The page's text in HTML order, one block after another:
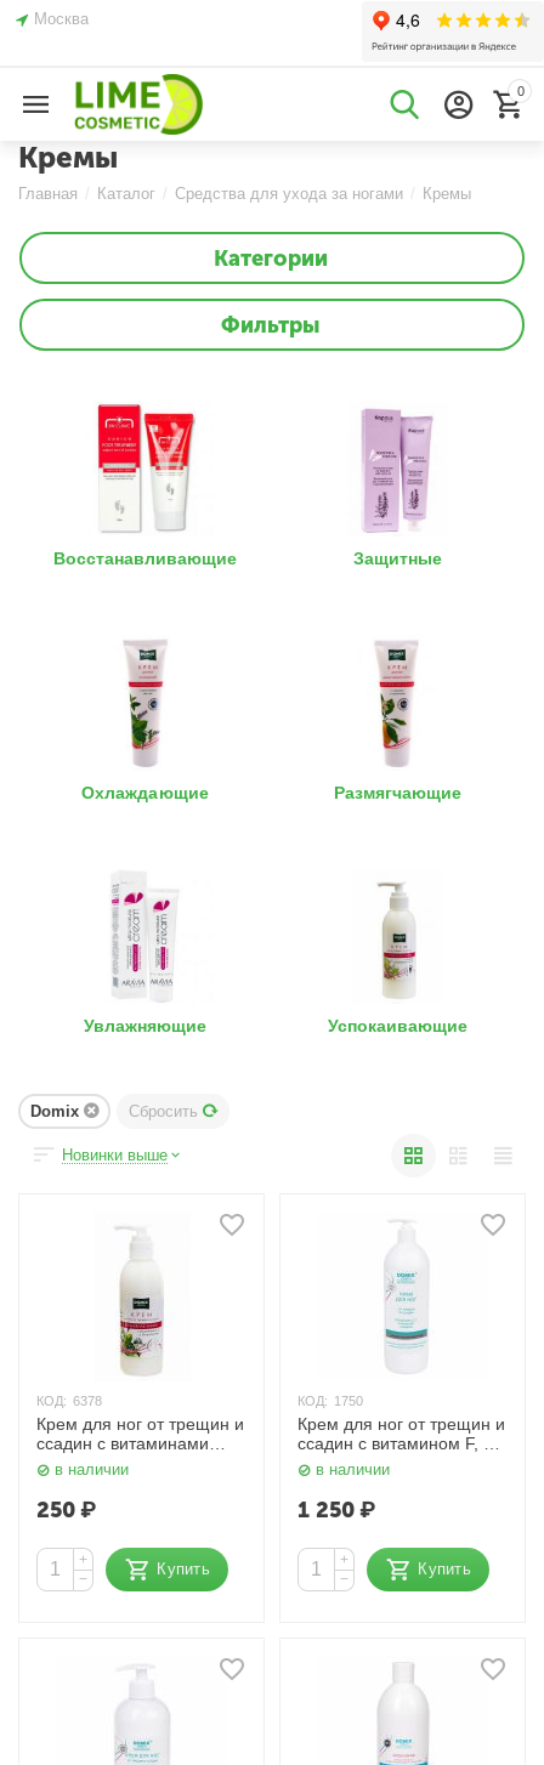
Москва
0
Кремы
Главная / Каталог / Средства для ухода за ногами / Кремы
Категории
Фильтры
Восстанавливающие Защитные
Охлаждающие Размягчающие
Увлажняющие Успокаивающие
Domix Сбросить
Новинки выше
КОД: 6378
Крем для ног от трещин и
ссадин с витаминами
"Серебряная линия" 200
мл. Domix
в наличии
250₽
+
−
Купить
КОД: 1750
Крем для ног от трещин и
ссадин с витамином F, E,
D-пантенолом и
коллоидным серебром
"Серебряная линия" 1000
мл. Domix
в наличии
1 250₽
+
−
Купить